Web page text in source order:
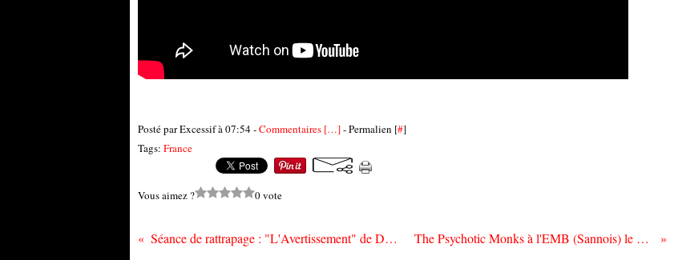
Posté par Excessif à 07:54 -Commentaires […]- Permalien [#]
Tags: France
Vous aimez ? 0 vote
Séance de rattrapage : "L'Avertissement" de Daniel Calparsoro The Psychotic Monks à l'EMB (Sannois) le vendredi 10 mai